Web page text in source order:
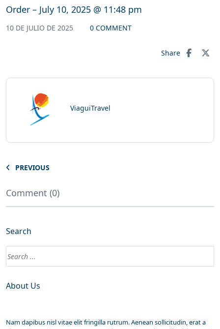
Order – July 10, 2025 @ 11:48 pm
10 DE JULIO DE 2025 0 COMMENT
Share
ViaguiTravel
PREVIOUS
Comment (0)
Search
About Us
Nam dapibus nisl vitae elit fringilla rutrum. Aenean sollicitudin, erat a